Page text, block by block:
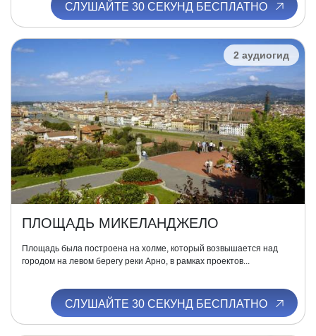
СЛУШАЙТЕ 30 СЕКУНД БЕСПЛАТНО
2 аудиогид
ПЛОЩАДЬ МИКЕЛАНДЖЕЛО
Площадь была построена на холме, который возвышается над
городом на левом берегу реки Арно, в рамках проектов...
СЛУШАЙТЕ 30 СЕКУНД БЕСПЛАТНО